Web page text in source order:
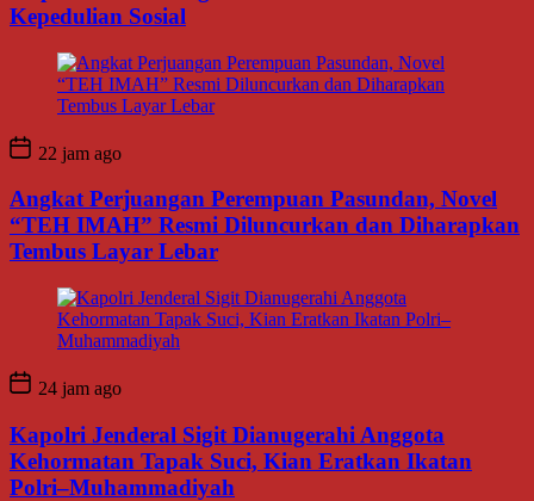
Kepedulian Sosial
22 jam ago
Angkat Perjuangan Perempuan Pasundan, Novel
“TEH IMAH” Resmi Diluncurkan dan Diharapkan
Tembus Layar Lebar
24 jam ago
Kapolri Jenderal Sigit Dianugerahi Anggota
Kehormatan Tapak Suci, Kian Eratkan Ikatan
Polri–Muhammadiyah